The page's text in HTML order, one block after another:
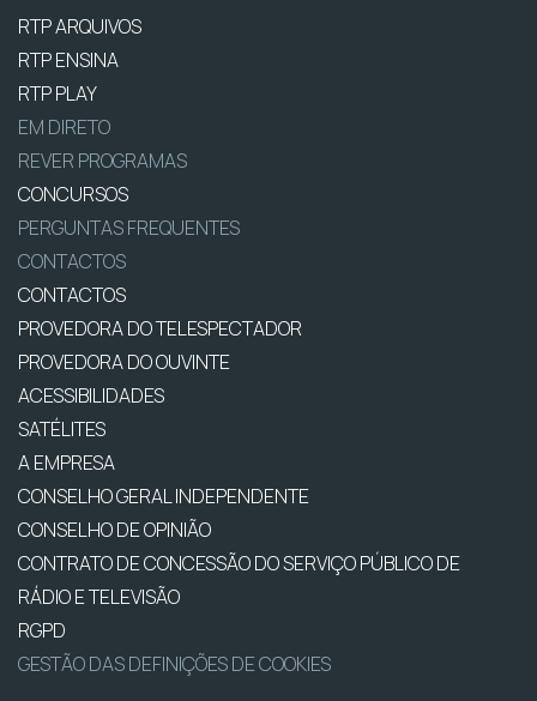
RTP ARQUIVOS
RTP ENSINA
RTP PLAY
EM DIRETO
REVER PROGRAMAS
CONCURSOS
PERGUNTAS FREQUENTES
CONTACTOS
CONTACTOS
PROVEDORA DO TELESPECTADOR
PROVEDORA DO OUVINTE
ACESSIBILIDADES
SATÉLITES
A EMPRESA
CONSELHO GERAL INDEPENDENTE
CONSELHO DE OPINIÃO
CONTRATO DE CONCESSÃO DO SERVIÇO PÚBLICO DE
RÁDIO E TELEVISÃO
RGPD
GESTÃO DAS DEFINIÇÕES DE COOKIES